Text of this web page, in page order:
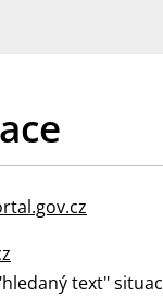
text"